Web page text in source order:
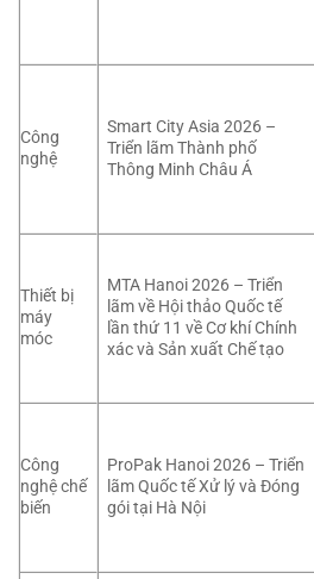
Công
nghệ
Smart City Asia 2026 –
Triển lãm Thành phố
Thông Minh Châu Á
Thiết bị
máy
móc
MTA Hanoi 2026 – Triển
lãm về Hội thảo Quốc tế
lần thứ 11 về Cơ khí Chính
xác và Sản xuất Chế tạo
Công
nghệ chế
biến
ProPak Hanoi 2026 – Triển
lãm Quốc tế Xử lý và Đóng
gói tại Hà Nội